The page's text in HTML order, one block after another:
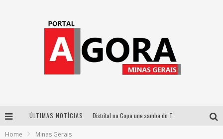
ÚLTIMAS NOTÍCIAS Distrital na Copa une samba do Trem dos Onze, acervo do Museu do Mineirão e transmissão em 4K para duelo contra o Haiti
Home Minas Gerais